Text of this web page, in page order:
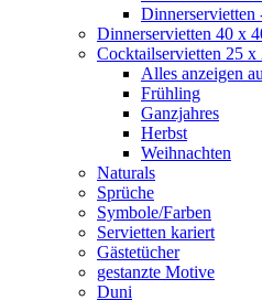
Dinnerservietten
Dinnerservietten 40 x
Cocktailservietten 25 x
Alles anzeigen
Frühling
Ganzjahres
Herbst
Weihnachten
Naturals
Sprüche
Symbole/Farben
Servietten kariert
Gästetücher
gestanzte Motive
Duni